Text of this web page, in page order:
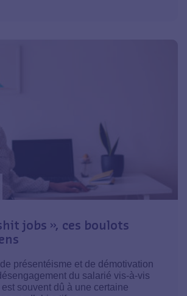
jobs », ces boulots
présentéisme et de démotivation
du salarié vis-à-vis
souvent dû à une certaine